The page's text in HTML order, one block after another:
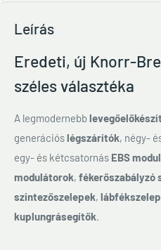
Leírás
Eredeti, új Knorr-
széles választéka
A legmodernebb
generációslégszárítók, négy-
egy- és kétcsatornás EBS
modulátorok, fékerőszabályzó
szintezőszelepek,
kuplungrásegítők.